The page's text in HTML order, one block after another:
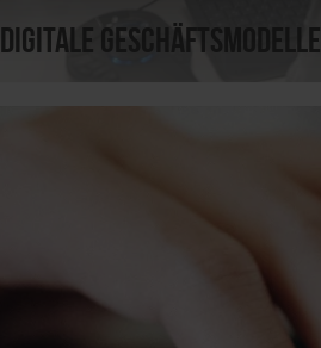
Digitale Geschäftsmodelle